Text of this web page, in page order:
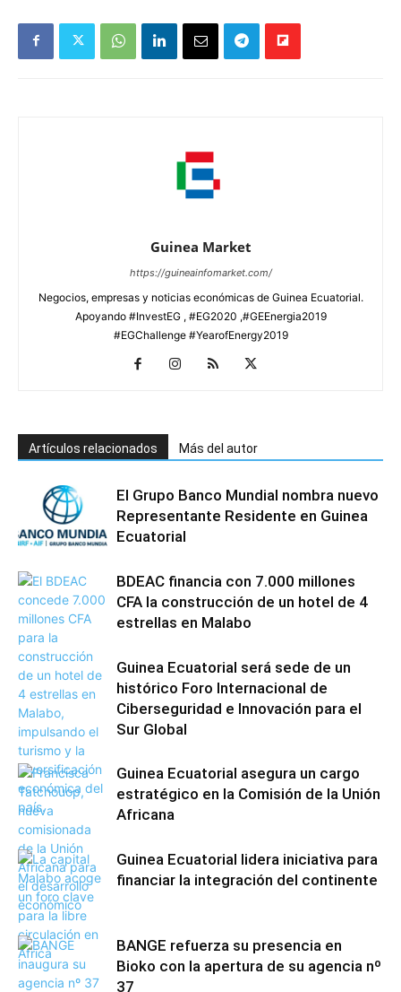
Guinea Market
https://guineainfomarket.com/
Negocios, empresas y noticias económicas de Guinea Ecuatorial.
Apoyando #InvestEG , #EG2020 ,#GEEnergia2019
#EGChallenge #YearofEnergy2019
Artículos relacionados Más del autor
El Grupo Banco Mundial nombra nuevo
Representante Residente en Guinea
Ecuatorial
BDEAC financia con 7.000 millones
CFA la construcción de un hotel de 4
estrellas en Malabo
Guinea Ecuatorial será sede de un
histórico Foro Internacional de
Ciberseguridad e Innovación para el
Sur Global
Guinea Ecuatorial asegura un cargo
estratégico en la Comisión de la Unión
Africana
Guinea Ecuatorial lidera iniciativa para
financiar la integración del continente
BANGE refuerza su presencia en
Bioko con la apertura de su agencia nº
37